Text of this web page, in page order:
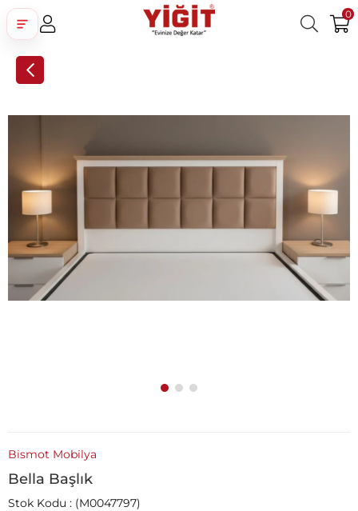
0
Bismot Mobilya
Bella Başlık
Stok Kodu (M0047797)